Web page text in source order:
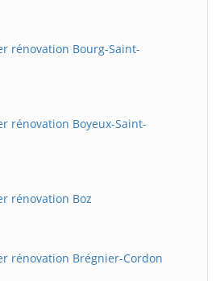
rénovation Bourg-Saint-
rénovation Boyeux-Saint-
rénovation Boz
rénovation Brégnier-Cordon